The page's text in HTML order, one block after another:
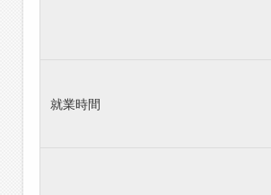
就業時間